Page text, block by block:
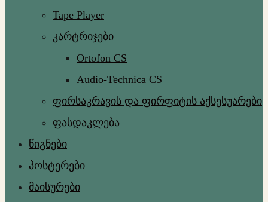
Tape Player
კარტრიჯები
Ortofon CS
Audio-Technica CS
ფირსაკრავის და ფირფიტის აქსესუარები
ფასდაკლება
წიგნები
პოსტერები
მაისურები